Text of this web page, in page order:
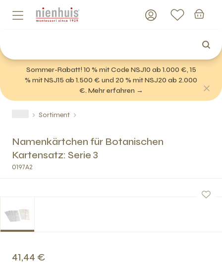
Sommer-Rabatt! 10 % mit Code NSJ10 ab 1.000 €, 15
% mit NSJ15 ab 1.500 € und 20 % mit NSJ20 ab 2.000
€. Mehr erfahren →
Sortiment
Namenkärtchen für Botanischen
Kartensatz: Serie 3
0197A2
41,44 €